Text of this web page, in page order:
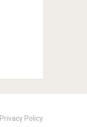
Privacy Policy